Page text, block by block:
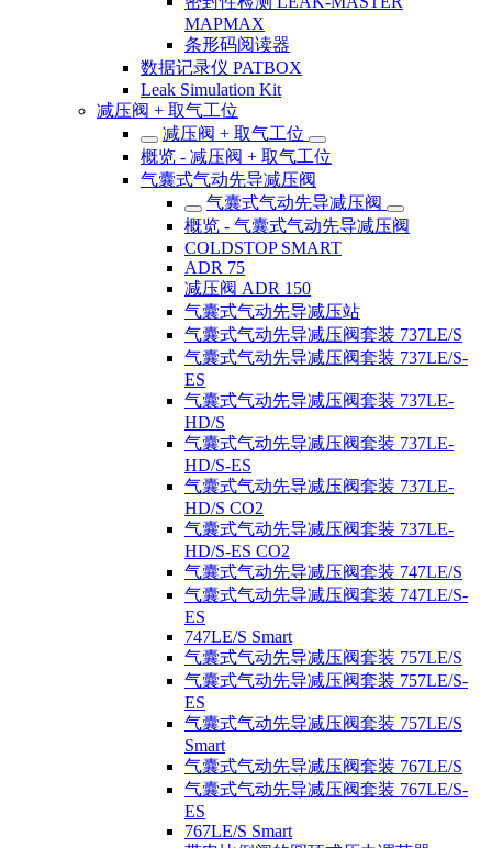
MAPMAX
条形码阅读器
数据记录仪 PATBOX
Leak Simulation Kit
减压阀 + 取气工位
减压阀 + 取气工位
概览 - 减压阀 + 取气工位
气囊式气动先导减压阀
气囊式气动先导减压阀
概览 - 气囊式气动先导减压阀
COLDSTOP SMART
ADR 75
减压阀 ADR 150
气囊式气动先导减压站
气囊式气动先导减压阀套装 737LE/S
气囊式气动先导减压阀套装 737LE/S-
ES
气囊式气动先导减压阀套装 737LE-
HD/S
气囊式气动先导减压阀套装 737LE-
HD/S-ES
气囊式气动先导减压阀套装 737LE-
HD/S CO2
气囊式气动先导减压阀套装 737LE-
HD/S-ES CO2
气囊式气动先导减压阀套装 747LE/S
气囊式气动先导减压阀套装 747LE/S-
ES
747LE/S Smart
气囊式气动先导减压阀套装 757LE/S
气囊式气动先导减压阀套装 757LE/S-
ES
气囊式气动先导减压阀套装 757LE/S
Smart
气囊式气动先导减压阀套装 767LE/S
气囊式气动先导减压阀套装 767LE/S-
ES
767LE/S Smart